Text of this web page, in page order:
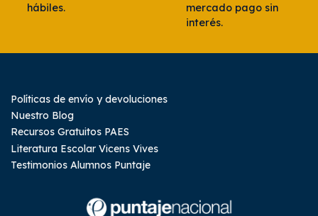
hábiles.
mercado pago sin
interés.
Políticas de envío y devoluciones
Nuestro Blog
Recursos Gratuitos PAES
Literatura Escolar Vicens Vives
Testimonios Alumnos Puntaje